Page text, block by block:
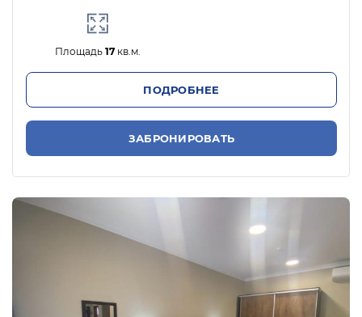
Площадь 17кв.м.
ПОДРОБНЕЕ
ЗАБРОНИРОВАТЬ